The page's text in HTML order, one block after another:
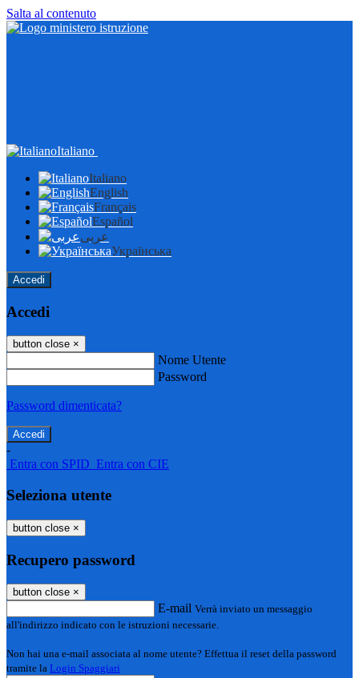
Salta al contenuto
Italiano
Italiano
English
Français
Español
عربى
Українська
Accedi
Accedi
button close ×
Nome Utente
Password
Password dimenticata?
-
Entra con SPID Entra con CIE
Seleziona utente
button close ×
Recupero password
button close ×
E-mail Verrà inviato un messaggio
all'indirizzo indicato con le istruzioni necessarie.
Non hai una e-mail associata al nome utente? Effettua il reset della password
tramite la Login Spaggiari